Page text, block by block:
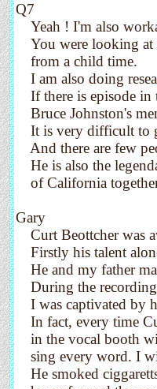
Q7
Yeah ! I'm also
You were looking at
from a child time.
I am also doing
If there is episode in
Bruce Johnston's
It is very difficult to
And there are few
He is also the
of California
Gary
Curt Beottcher was
Firstly his talent
He and my father
During the
I was captivated by
In fact, every time
in the vocal booth
sing every word. I
He smoked